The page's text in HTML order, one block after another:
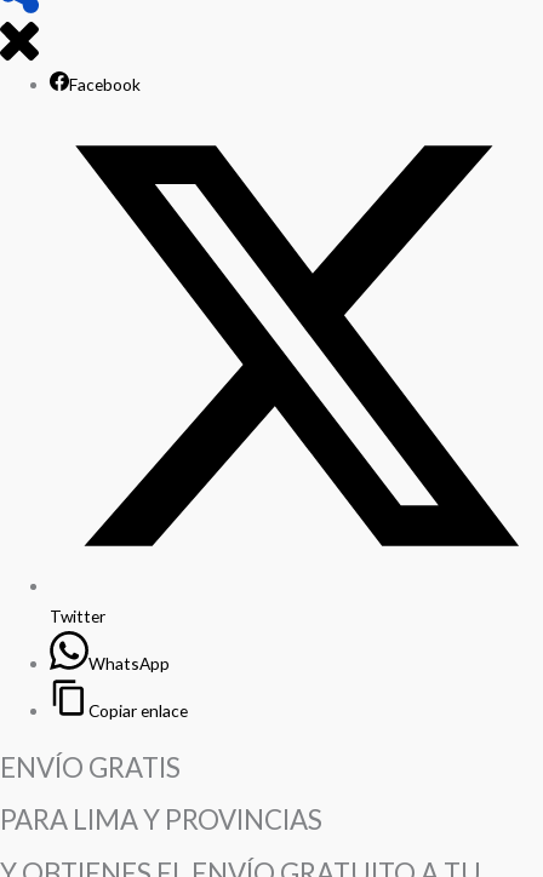
Facebook
Twitter
WhatsApp
Copiar enlace
ENVÍO GRATIS
PARA LIMA Y PROVINCIAS